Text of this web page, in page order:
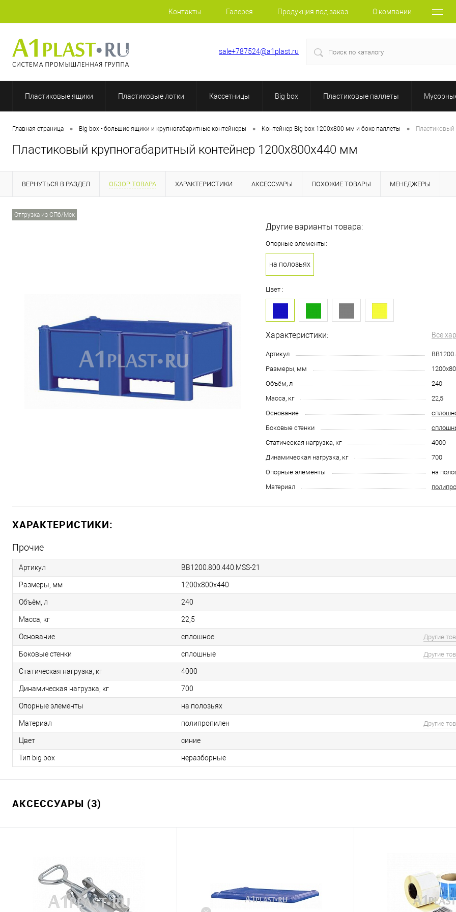
Контакты Галерея Продукция под заказ О компании
+7 (812) 507-69-52 sale+787524@a1plast.ru
Пластиковые ящики Пластиковые лотки Кассетницы Big box Пластиковые паллеты
Главная страница • Big box - большие ящики и крупногабаритные контейнеры • Контейнер Big box 1200х800 мм и бокс паллеты •
Пластиковый крупногабаритный контейнер 1200х800х440 мм
ВЕРНУТЬСЯ В РАЗДЕЛ ОБЗОР ТОВАРА ХАРАКТЕРИСТИКИ АКСЕССУАРЫ ПОХОЖИЕ ТОВАРЫ МЕНЕДЖЕРЫ
Отгрузка из СПб/Мск
Другие варианты товара:
Опорные элементы:
на полозьях
Цвет :
Характеристики: Все
Артикул
Размеры, мм
Объём, л
240
Масса, кг
22,5
Основание
Боковые стенки
Статическая нагрузка, кг
4000
Динамическая нагрузка, кг
700
Опорные элементы
на
Материал
ХАРАКТЕРИСТИКИ:
Прочие
Артикул BB1200.800.440.MSS-21
Размеры, мм 1200х800х440
Объём, л 240
Масса, кг 22,5
Основание сплошное Другие
Боковые стенки сплошные Другие
Статическая нагрузка, кг 4000
Динамическая нагрузка, кг 700
Опорные элементы на полозьях
Материал полипропилен Другие
Цвет синие
Тип big box неразборные
АКСЕССУАРЫ (3)